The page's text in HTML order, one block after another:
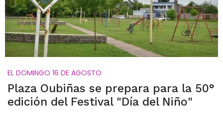
EL DOMINGO 16 DE AGOSTO
Plaza Oubiñas se prepara para la 50°
edición del Festival "Día del Niño"